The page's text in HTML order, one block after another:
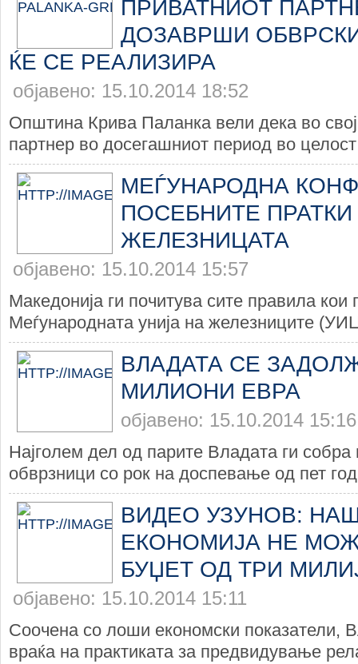
ПРИВАТНИОТ
ДОЗАВРШИ
ЌЕ СЕ РЕАЛИЗИРА
објавено: 15.10.2014 18:52
Општина Крива Паланка вели дека во
партнер во досегашниот период во
МЕЃУНАРОДНА
ПОСЕБНИТЕ
ЖЕЛЕЗНИЦАТА
објавено: 15.10.2014 15:57
Македонија ги почитува сите правила кои
Меѓународната унија на железниците
ВЛАДАТА СЕ
МИЛИОНИ ЕВРА
објавено: 15.10.2014 15:16
Најголем дел од парите Владата ги
обврзници со рок на доспевање од пет
ВИДЕО УЗУНОВ:
ЕКОНОМИЈА НЕ
БУЏЕТ ОД ТРИ
објавено: 15.10.2014 15:11
Соочена со лоши економски показатели,
враќа на практиката за предвидување